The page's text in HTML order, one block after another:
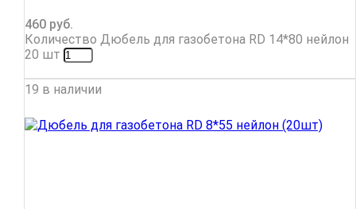
460 руб.
Количество Дюбель для газобетона RD 14*80 нейлон
20 шт
19 в наличии